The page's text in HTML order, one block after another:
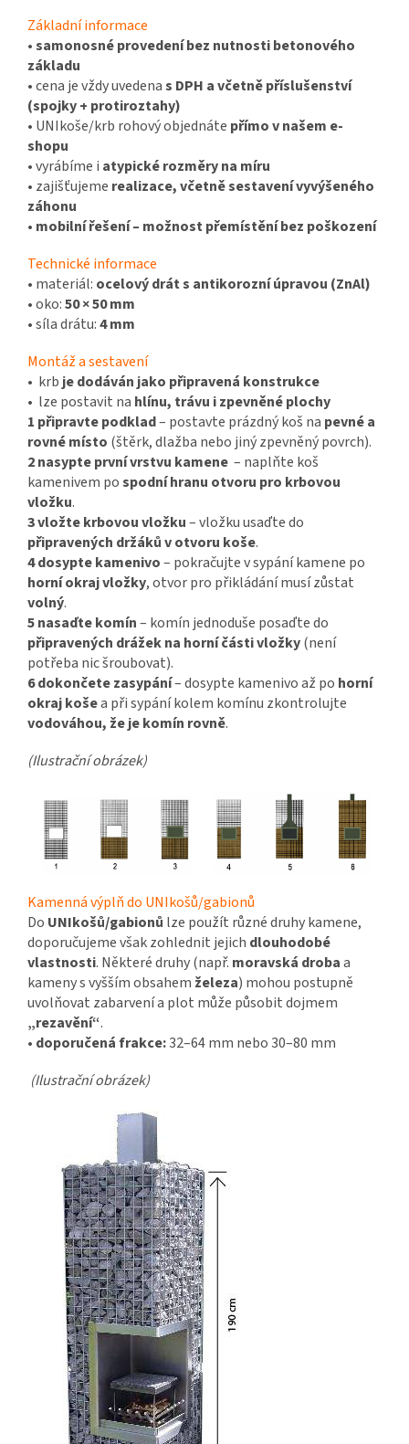
Základní informace
•samonosné provedení bez nutnosti betonového
základu
• cena je vždy uvedenas DPH a včetně příslušenství
(spojky + protiroztahy)
• UNIkoše/krb rohový objednáte přímo v našem e-
shopu
• vyrábíme i atypické rozměry na míru
• zajišťujeme realizace, včetně sestavení vyvýšeného
záhonu
• mobilní řešení – možnost přemístění bez poškození
Technické informace
• materiál: ocelový drát s antikorozní úpravou (ZnAl)
• oko:50 × 50 mm
• síla drátu:4 mm
Montáž a sestavení
• krb je dodáván jako připravená konstrukce
• lze postavit na hlínu, trávu i zpevněné plochy
1 připravte podklad– postavte prázdný koš na pevné a
rovné místo (štěrk, dlažba nebo jiný zpevněný povrch).
2 nasypte první vrstvu kamene – naplňte koš
kamenivem pospodní hranu otvoru pro krbovou
vložku.
3 vložte krbovou vložku– vložku usaďte do
připravených držáků v otvoru koše.
4 dosypte kamenivo– pokračujte v sypání kamene po
horní okraj vložky, otvor pro přikládání musí zůstat
volný.
5 nasaďte komín– komín jednoduše posaďte do
připravených drážek na horní části vložky(není
potřeba nic šroubovat).
6 dokončete zasypání– dosypte kamenivo až po horní
okraj košea při sypání kolem komínu zkontrolujte
vodováhou, že je komín rovně.
(Ilustrační obrázek)
Kamenná výplň do UNIkošů/gabionů
Do UNIkošů/gabionů lze použít různé druhy kamene,
doporučujeme však zohlednit jejich dlouhodobé
vlastnosti. Některé druhy (např. moravská drobaa
kameny s vyšším obsahem železa) mohou postupně
uvolňovat zabarvení a plot může působit dojmem
„rezavění“.
• doporučená frakce:32–64 mm nebo 30–80 mm
(Ilustrační obrázek)